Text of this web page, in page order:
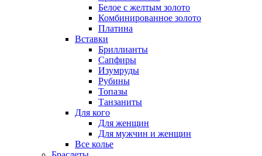
Белое с желтым золото
Комбинированное золото
Платина
Вставки
Бриллианты
Сапфиры
Изумруды
Рубины
Топазы
Танзаниты
Для кого
Для женщин
Для мужчин и женщин
Все колье